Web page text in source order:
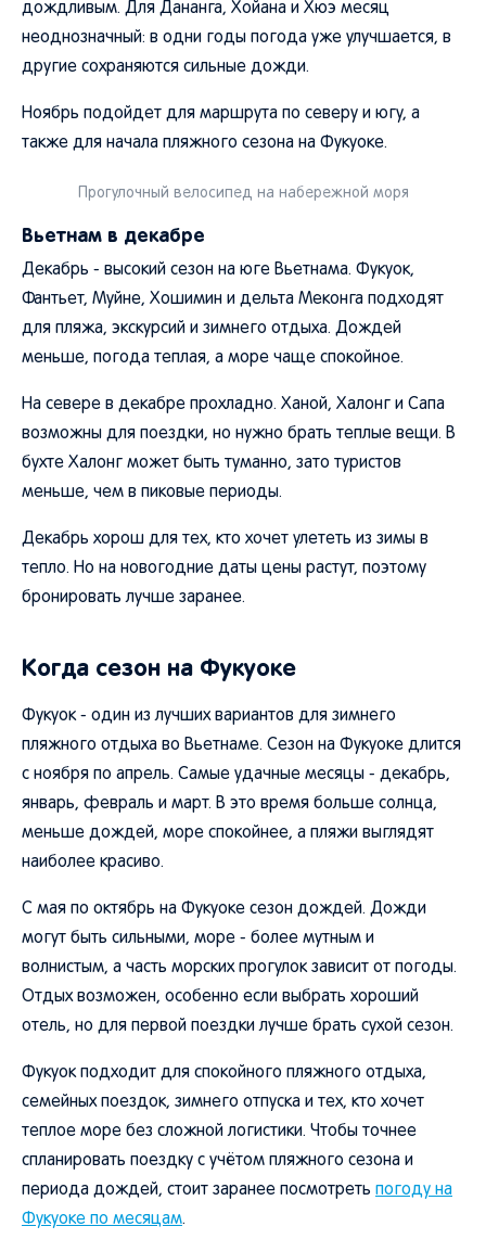
дождливым. Для Дананга, Хойана и Хюэ месяц
неоднозначный: в одни годы погода уже улучшается, в
другие сохраняются сильные дожди.
Ноябрь подойдет для маршрута по северу и югу, а
также для начала пляжного сезона на Фукуоке.
Прогулочный велосипед на набережной моря
Вьетнам в декабре
Декабрь - высокий сезон на юге Вьетнама. Фукуок,
Фантьет, Муйне, Хошимин и дельта Меконга подходят
для пляжа, экскурсий и зимнего отдыха. Дождей
меньше, погода теплая, а море чаще спокойное.
На севере в декабре прохладно. Ханой, Халонг и Сапа
возможны для поездки, но нужно брать теплые вещи. В
бухте Халонг может быть туманно, зато туристов
меньше, чем в пиковые периоды.
Декабрь хорош для тех, кто хочет улететь из зимы в
тепло. Но на новогодние даты цены растут, поэтому
бронировать лучше заранее.
Когда сезон на Фукуоке
Фукуок - один из лучших вариантов для зимнего
пляжного отдыха во Вьетнаме. Сезон на Фукуоке длится
с ноября по апрель. Самые удачные месяцы - декабрь,
январь, февраль и март. В это время больше солнца,
меньше дождей, море спокойнее, а пляжи выглядят
наиболее красиво.
С мая по октябрь на Фукуоке сезон дождей. Дожди
могут быть сильными, море - более мутным и
волнистым, а часть морских прогулок зависит от погоды.
Отдых возможен, особенно если выбрать хороший
отель, но для первой поездки лучше брать сухой сезон.
Фукуок подходит для спокойного пляжного отдыха,
семейных поездок, зимнего отпуска и тех, кто хочет
теплое море без сложной логистики. Чтобы точнее
спланировать поездку с учётом пляжного сезона и
периода дождей, стоит заранее посмотреть погоду на
Фукуоке по месяцам.